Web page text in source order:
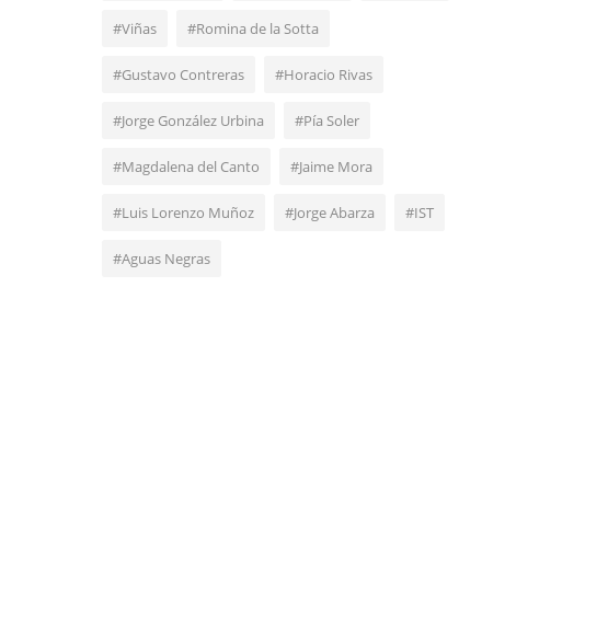
#Viñas #Romina de la Sotta
#Gustavo Contreras #Horacio Rivas
#Jorge González Urbina #Pía Soler
#Magdalena del Canto #Jaime Mora
#Luis Lorenzo Muñoz #Jorge Abarza #IST
#Aguas Negras